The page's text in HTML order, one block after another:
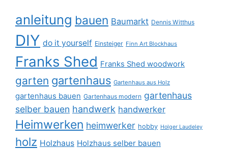
anleitung bauen Baumarkt Dennis Witthus
DIY do it yourself Einsteiger Finn Art Blockhaus
Franks Shed Franks Shed woodwork
garten gartenhaus Gartenhaus aus Holz
gartenhaus bauen Gartenhaus modern gartenhaus
selber bauen handwerk handwerker
Heimwerken heimwerker hobby Holger Laudeley
holz Holzhaus Holzhaus selber bauen